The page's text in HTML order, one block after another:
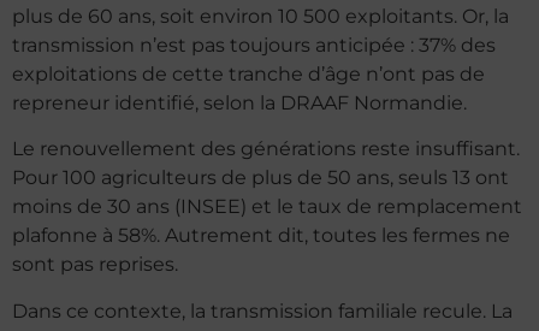
plus de 60 ans, soit environ 10 500 exploitants. Or, la
transmission n’est pas toujours anticipée : 37% des
exploitations de cette tranche d’âge n’ont pas de
repreneur identifié, selon la DRAAF Normandie.
Le renouvellement des générations reste insuffisant.
Pour 100 agriculteurs de plus de 50 ans, seuls 13 ont
moins de 30 ans (INSEE) et le taux de remplacement
plafonne à 58%. Autrement dit, toutes les fermes ne
sont pas reprises.
Dans ce contexte, la transmission familiale recule. La